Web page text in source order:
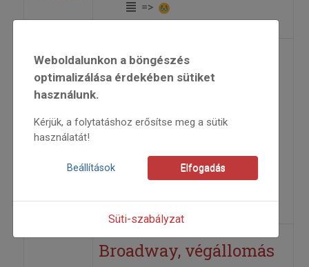
=>
Az idén a szlovákok
2003
beszámoló
Abkarovits Endre
Broadway, végállomás
Weboldalunkon a böngészés
optimalizálása érdekében sütiket
használunk.
Kérjük, a folytatáshoz erősítse meg a sütik
használatát!
Beállítások Elfogadás
Süti-szabályzat